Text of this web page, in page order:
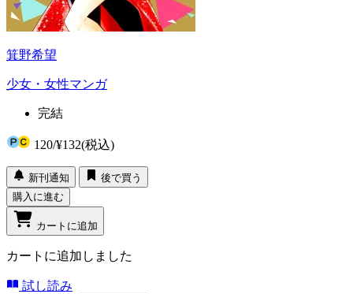
箕野希望
少女・女性マンガ
完結
120/¥132(税込)
新刊通知
後で買う
購入に進む
カートに追加
カートに追加しました
試し読み